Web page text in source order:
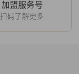
加盟服务号
扫码了解更多